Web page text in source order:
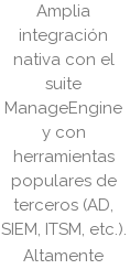
Amplia
integración
nativa con el
suite
ManageEngine
y con
herramientas
populares de
terceros (AD,
SIEM, ITSM, etc.).
Altamente